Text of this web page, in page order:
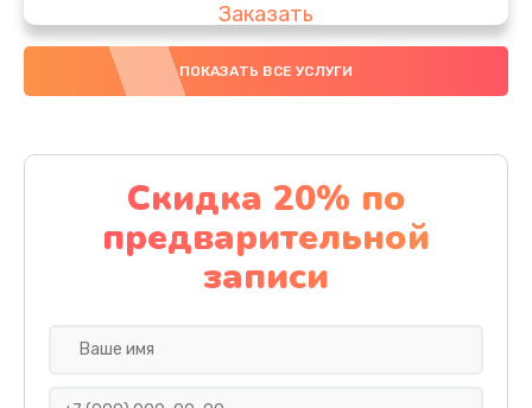
Заказать
Замена передней камеры
Заказать
Замена полифонического динамика
390 руб.
Заказать
ПОКАЗАТЬ ВСЕ УСЛУГИ
Скидка 20% по
предварительной
записи